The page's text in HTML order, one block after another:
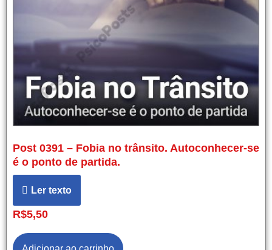
Post 0391 – Fobia no trânsito. Autoconhecer-se
é o ponto de partida.
Ler texto
R$5,50